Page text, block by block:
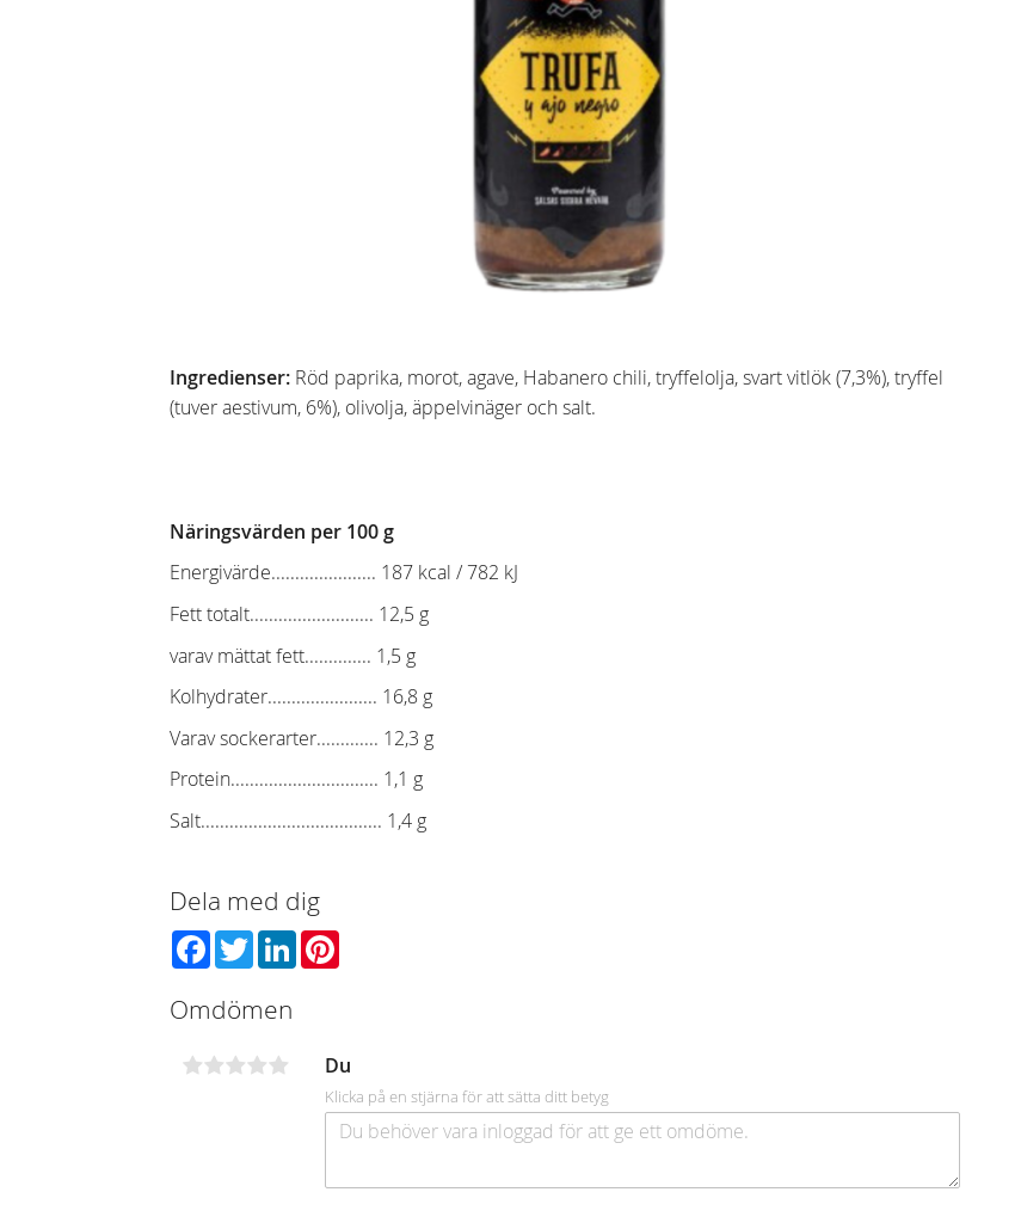
Ingredienser: Röd paprika, morot, agave, Habanero chili, tryffelolja, svart vitlök (7,3%), tryffel
(tuver aestivum, 6%), olivolja, äppelvinäger och salt.
Näringsvärden per 100 g
Energivärde...................... 187 kcal / 782 kJ
Fett totalt.......................... 12,5 g
varav mättat fett.............. 1,5 g
Kolhydrater....................... 16,8 g
Varav sockerarter............. 12,3 g
Protein............................... 1,1 g
Salt...................................... 1,4 g
Dela med dig
Facebook
TwitterLinkedIn
Omdömen
Du
Klicka på en stjärna för att sätta ditt betyg